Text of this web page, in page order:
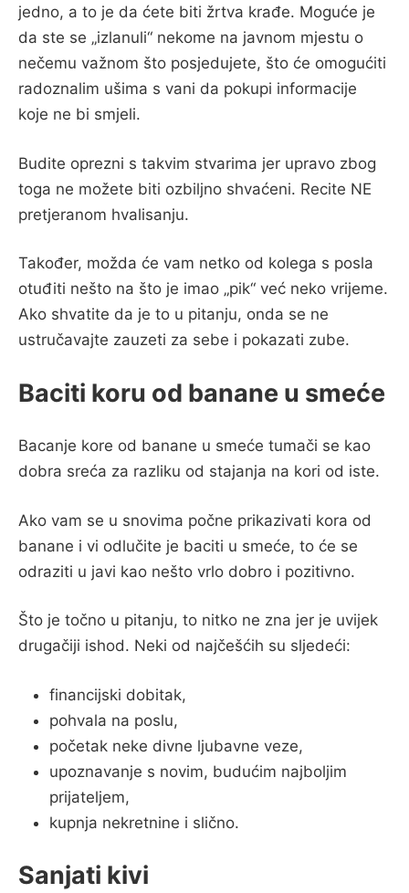
jedno, a to je da ćete biti žrtva krađe. Moguće je
da ste se „izlanuli“ nekome na javnom mjestu o
nečemu važnom što posjedujete, što će omogućiti
radoznalim ušima s vani da pokupi informacije
koje ne bi smjeli.
Budite oprezni s takvim stvarima jer upravo zbog
toga ne možete biti ozbiljno shvaćeni. Recite NE
pretjeranom hvalisanju.
Također, možda će vam netko od kolega s posla
otuđiti nešto na što je imao „pik“ već neko vrijeme.
Ako shvatite da je to u pitanju, onda se ne
ustručavajte zauzeti za sebe i pokazati zube.
Baciti koru od banane u smeće
Bacanje kore od banane u smeće tumači se kao
dobra sreća za razliku od stajanja na kori od iste.
Ako vam se u snovima počne prikazivati kora od
banane i vi odlučite je baciti u smeće, to će se
odraziti u javi kao nešto vrlo dobro i pozitivno.
Što je točno u pitanju, to nitko ne zna jer je uvijek
drugačiji ishod. Neki od najčešćih su sljedeći:
financijski dobitak,
pohvala na poslu,
početak neke divne ljubavne veze,
upoznavanje s novim, budućim najboljim
prijateljem,
kupnja nekretnine i slično.
Sanjati kivi